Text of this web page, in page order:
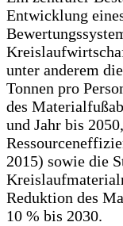
Entwicklung
unter anderem
Tonnen pro
des
und Jahr bis
2015) sowie die
Reduktion des
10 % bis 2030.